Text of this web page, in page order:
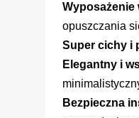
Wyposażenie
opuszczania
Super cichy i
Elegantny i
Bezpieczna